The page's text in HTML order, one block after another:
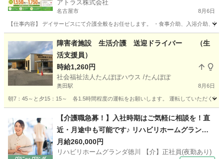
アトラス株式会社
名古屋市 8月6日
【仕事内容】 デイサービスにて介護全般をお任せします。 ・食事介助、入浴介助、
介護
障害者施設 生活介護 送迎ドライバー （生
活支援員）
時給1,260円
社会福祉法人たんぽぽハウス /たんぽぽ
奥田駅 8月6日
朝7：45～と夕15：15～ 各1.5時間程度の運転をお願いします。 運転していただく
奥田駅 介護 B型
【介護職急募！】入社時期はご気軽に相談を！直
近・月途中も可能です♪ リハビリホームグランダ
徳川 【介】正社員(夜勤あり) 老人介護施設スタッ
フ
月給260,000円
リハビリホームグランダ徳川 【介】正社員(夜勤あり)